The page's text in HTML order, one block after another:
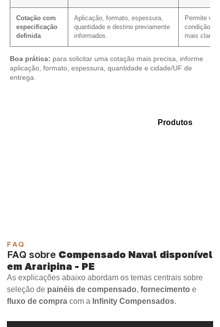
Cotação com
especificação
definida
Aplicação, formato, espessura,
quantidade e destino previamente
informados.
Permite
condição
mais
Boa prática: para solicitar uma cotação mais precisa, informe
aplicação, formato, espessura, quantidade e cidade/UF de
entrega.
Produtose
FAQ
FAQ sobre Compensado Naval disponível
em Araripina - PE
As explicações abaixo abordam os temas centrais sobre
seleção de painéis de compensado, fornecimento e
fluxo de compra com a Infinity Compensados.